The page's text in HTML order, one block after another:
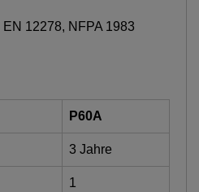
12278, NFPA 1983
P60A
3 Jahre
1